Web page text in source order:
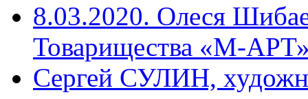
8.03.2020. Олеся
Товарищества «М-
Сергей СУЛИН,